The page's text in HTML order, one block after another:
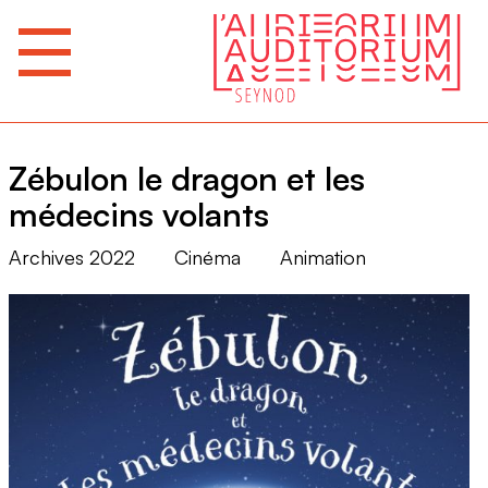
Zébulon le dragon et les
médecins volants
Archives 2022 Cinéma Animation